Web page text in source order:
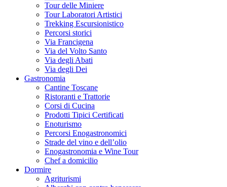
Tour delle Miniere
Tour Laboratori Artistici
Trekking Escursionistico
Percorsi storici
Via Francigena
Via del Volto Santo
Via degli Abati
Via degli Dei
Gastronomia
Cantine Toscane
Ristoranti e Trattorie
Corsi di Cucina
Prodotti Tipici Certificati
Enoturismo
Percorsi Enogastronomici
Strade del vino e dell’olio
Enogastronomia e Wine Tour
Chef a domicilio
Dormire
Agriturismi